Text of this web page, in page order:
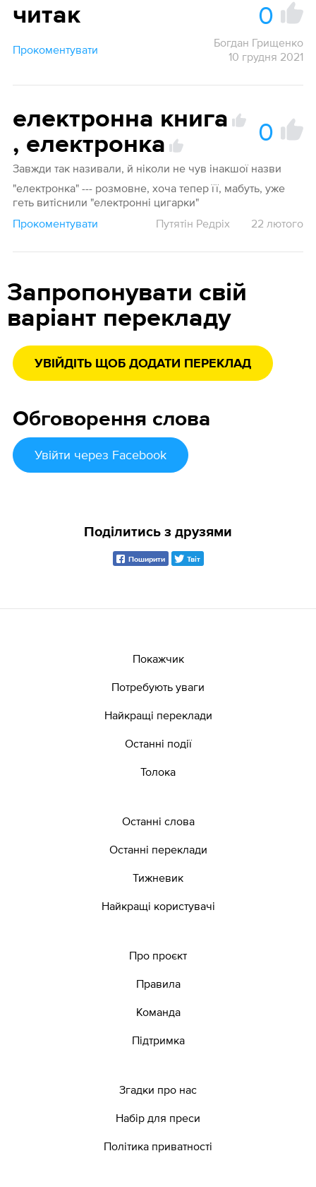
читак 0
Прокоментувати
Богдан Грищенко
10 грудня 2021
електронна книга
, електронка 0
Завжди так називали, й ніколи не чув інакшої назви
"електронка" --- розмовне, хоча тепер її, мабуть, уже
геть витіснили "електронні цигарки"
Прокоментувати
Путятін Редріх 22 лютого
Запропонувати свій
варіант перекладу
УВІЙДІТЬ ЩОБ ДОДАТИ ПЕРЕКЛАД
Обговорення слова
Увійти через Facebook
Поділитись з друзями
Поширити Твіт
Покажчик
Потребують уваги
Найкращі переклади
Останні події
Толока
Останні слова
Останні переклади
Тижневик
Найкращі користувачі
Про проєкт
Правила
Команда
Підтримка
Згадки про нас
Набір для преси
Політика приватності